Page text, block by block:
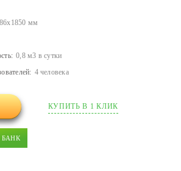
мм
0,8 м3 в сутки
4 человека
КУПИТЬ В 1 КЛИК
БАНК